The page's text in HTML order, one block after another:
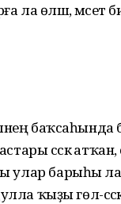
өләшә, мәсет
сәскә
барыһы ла
ҡыҙы гөл-